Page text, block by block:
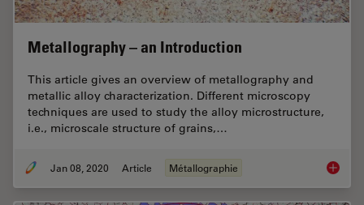
Metallography – an Introduction
This article gives an overview of metallography and
metallic alloy characterization. Different microscopy
techniques are used to study the alloy microstructure,
i.e., microscale structure of grains,…
Jan 08, 2020 Article Métallographie